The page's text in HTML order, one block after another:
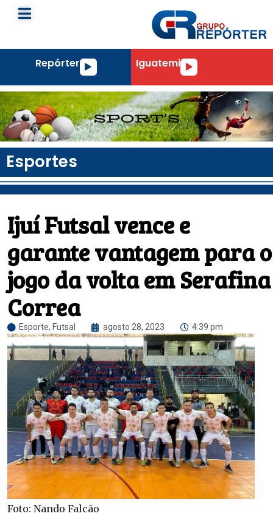
RepórterTocador
áudio
IguatemiTocador
áudio
Esportes
Ijuí Futsal vence e
garante vantagem para o
jogo da volta em Serafina
Correa
Esporte, Futsal agosto 28, 2023 4:39 pm
Foto: Nando Falcão